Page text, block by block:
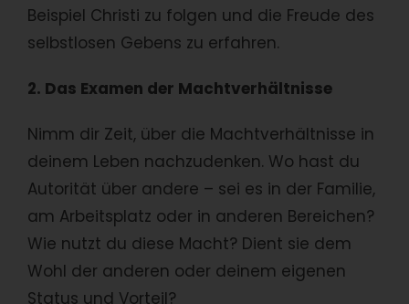
Beispiel Christi zu folgen und die Freude des
selbstlosen Gebens zu erfahren.
2. Das Examen der Machtverhältnisse
Nimm dir Zeit, über die Machtverhältnisse in
deinem Leben nachzudenken. Wo hast du
Autorität über andere – sei es in der Familie,
am Arbeitsplatz oder in anderen Bereichen?
Wie nutzt du diese Macht? Dient sie dem
Wohl der anderen oder deinem eigenen
Status und Vorteil?